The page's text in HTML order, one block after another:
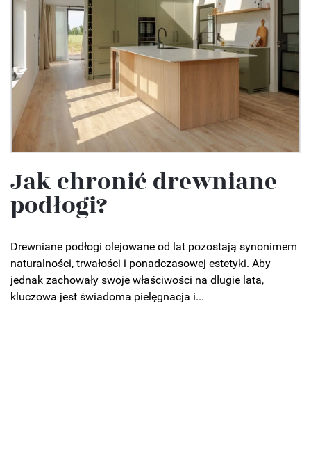
Jak chronić drewniane
podłogi?
Drewniane podłogi olejowane od lat pozostają synonimem
naturalności, trwałości i ponadczasowej estetyki. Aby
jednak zachowały swoje właściwości na długie lata,
kluczowa jest świadoma pielęgnacja i...